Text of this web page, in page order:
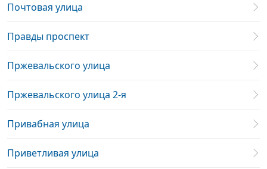
Почтовая улица
Правды проспект
Пржевальского улица
Пржевальского улица 2-я
Привабная улица
Приветливая улица